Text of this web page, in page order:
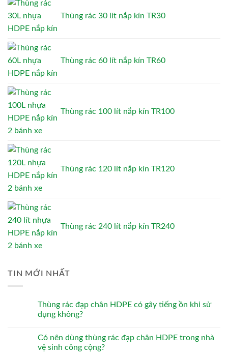
Thùng rác 30 lít nắp kín TR30
Thùng rác 60 lít nắp kín TR60
Thùng rác 100 lít nắp kín TR100
Thùng rác 120 lít nắp kín TR120
Thùng rác 240 lít nắp kín TR240
TIN MỚI NHẤT
Thùng rác đạp chân HDPE có gây tiếng ồn khi sử
dụng không?
Có nên dùng thùng rác đạp chân HDPE trong nhà
vệ sinh công cộng?